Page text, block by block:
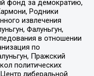
фонд за демократию,
Родники
извлечения
Фалуньгун,
в отношении
по
Пражский
политических
либеральной